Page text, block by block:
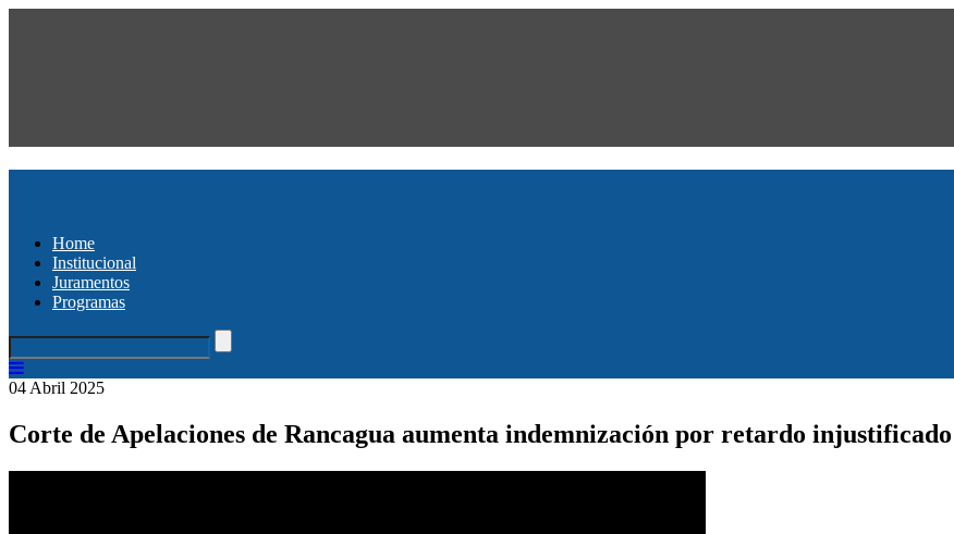
Home
Institucional
Juramentos
Programas
04 Abril 2025
Corte de Apelaciones de Rancagua aumenta indemnización por retardo